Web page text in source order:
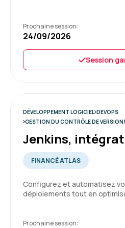
Guillaume T.
était un peu trop basic
connaissances initiales.
Formation : Java, les
programmation
Bertrand B.
Prochaine session:
24/09/2026
Session
DÉVELOPPEMENT LOGICIEL DEVOPS
GESTION DU CONTRÔLE DE
Jenkins,
FINANCÉ ATLAS
Configurez et automatisez
déploiements tout en
Prochaine session: